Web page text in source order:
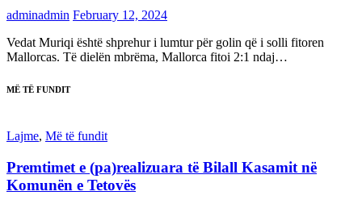
adminadmin February 12, 2024
Vedat Muriqi është shprehur i lumtur për golin që i solli fitoren
Mallorcas. Të dielën mbrëma, Mallorca fitoi 2:1 ndaj…
MË TË FUNDIT
Lajme, Më të fundit
Premtimet e (pa)realizuara të Bilall Kasamit në
Komunën e Tetovës